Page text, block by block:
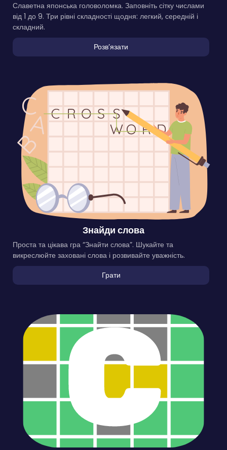
Славетна японська головоломка. Заповніть сітку числами
від 1 до 9. Три рівні складності щодня: легкий, середній і
складний.
Розвʼязати
Знайди слова
Проста та цікава гра “Знайти слова”. Шукайте та
викреслюйте заховані слова і розвивайте уважність.
Грати